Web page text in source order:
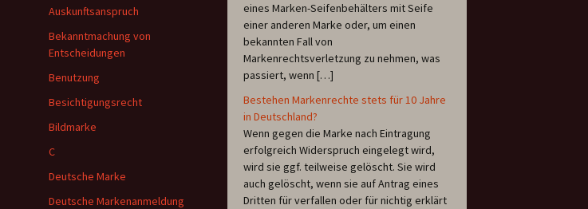
eines Marken-Seifenbehälters mit Seife
einer anderen Marke oder, um einen
bekannten Fall von
Markenrechtsverletzung zu nehmen, was
passiert, wenn […]
Bestehen Markenrechte stets für 10 Jahre
in Deutschland?
Wenn gegen die Marke nach Eintragung
erfolgreich Widerspruch eingelegt wird,
wird sie ggf. teilweise gelöscht. Sie wird
auch gelöscht, wenn sie auf Antrag eines
Dritten für verfallen oder für nichtig erklärt
Auskunftsanspruch
Bekanntmachung von
Entscheidungen
Benutzung
Besichtigungsrecht
Bildmarke
C
Deutsche Marke
Deutsche Markenanmeldung